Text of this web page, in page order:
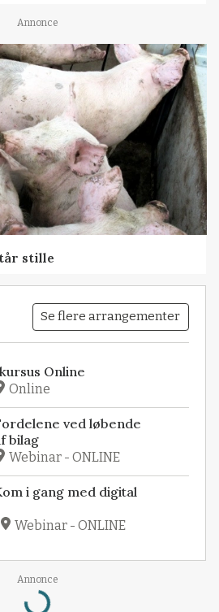
Annonce
stille
Se flere arrangementer
Online
Online
ved løbende
bilag
Webinar - ONLINE
i gang med digital
Webinar - ONLINE
Annonce
Loading...